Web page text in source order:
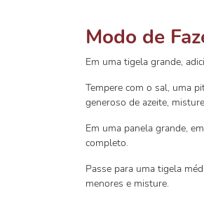
Modo de
Em uma tigela grande,
Tempere com o sal, uma
generoso de azeite,
Em uma panela grande,
completo.
Passe para uma tigela
menores e misture.